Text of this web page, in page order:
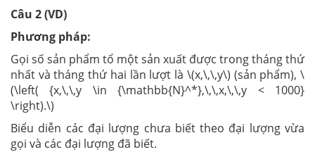
Câu 2 (VD)
Phương pháp:
Gọi số sản phẩm tổ một sản xuất được trong tháng thứ
nhất và tháng thứ hai lần lượt là \(x,\,\,y\) (sản phẩm), \
(\left( {x,\,\,y \in {\mathbb{N}^*},\,\,x,\,\,y < 1000}
\right).\)
Biểu diễn các đại lượng chưa biết theo đại lượng vừa
gọi và các đại lượng đã biết.